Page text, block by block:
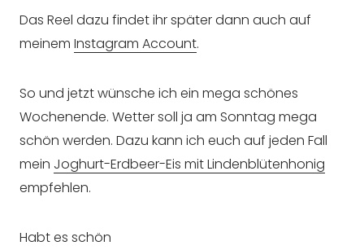
Das Reel dazu findet ihr später dann auch auf
meinem Instagram Account.
So und jetzt wünsche ich ein mega schönes
Wochenende. Wetter soll ja am Sonntag mega
schön werden. Dazu kann ich euch auf jeden Fall
mein Joghurt-Erdbeer-Eis mit Lindenblütenhonig
empfehlen.
Habt es schön